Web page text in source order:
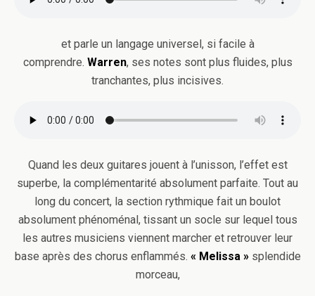
et parle un langage universel, si facile à
comprendre. Warren, ses notes sont plus fluides, plus
tranchantes, plus incisives.
Quand les deux guitares jouent à l’unisson, l’effet est
superbe, la complémentarité absolument parfaite. Tout au
long du concert, la section rythmique fait un boulot
absolument phénoménal, tissant un socle sur lequel tous
les autres musiciens viennent marcher et retrouver leur
base après des chorus enflammés. « Melissa » splendide
morceau,